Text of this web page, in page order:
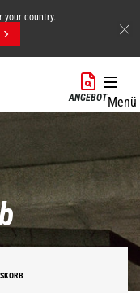
your country.
ANGEBOTMenü